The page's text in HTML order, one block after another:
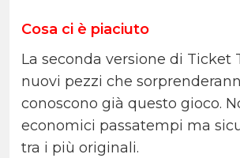
Cosa ci è piaciuto
La seconda versione di Ticket
nuovi pezzi che
conoscono già questo gioco.
economici passatempi ma
tra i più originali.